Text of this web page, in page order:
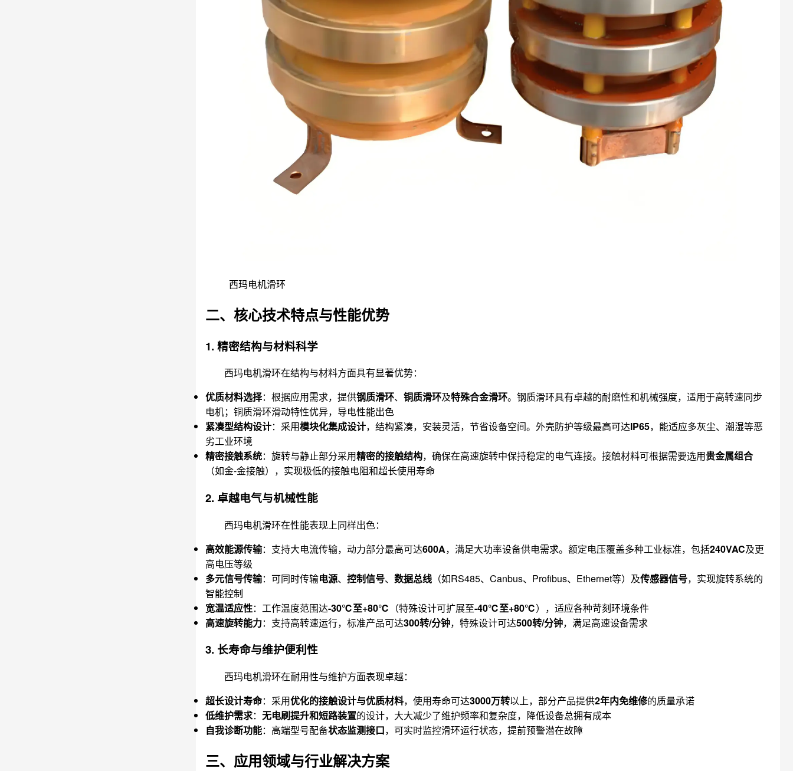
西玛电机滑环
二、核心技术特点与性能优势
1. 精密结构与材料科学
西玛电机滑环在结构与材料方面具有显著优势：
优质材料选择：根据应用需求，提供钢质滑环、 铜质滑环及特殊合金滑环。钢质滑环具有卓越的耐磨性和机械强度，适用于高转速同步
电机；铜质滑环滑动特性优异，导电性能出色
紧凑型结构设计：采用模块化集成设计，结构紧凑，安装灵活，节省设备空间。外壳防护等级最高可达IP65，能适应多灰尘、潮湿等恶
劣工业环境
精密接触系统：旋转与静止部分采用精密的接触结构，确保在高速旋转中保持稳定的电气连接。接触材料可根据需要选用贵金属组合
（如金-金接触），实现极低的接触电阻和超长使用寿命
2. 卓越电气与机械性能
西玛电机滑环在性能表现上同样出色：
高效能源传输：支持大电流传输，动力部分最高可达600A，满足大功率设备供电需求。额定电压覆盖多种工业标准，包括240VAC及更
高电压等级
多元信号传输：可同时传输电源、 控制信号、 数据总线 （如RS485、Canbus、Profibus、Ethernet等）及传感器信号，实现旋转系统的
智能控制
宽温适应性：工作温度范围达-30℃至+80℃ （特殊设计可扩展至-40℃至+80℃），适应各种苛刻环境条件
高速旋转能力：支持高转速运行，标准产品可达300转/分钟，特殊设计可达500转/分钟，满足高速设备需求
3. 长寿命与维护便利性
西玛电机滑环在耐用性与维护方面表现卓越：
超长设计寿命：采用优化的接触设计与优质材料，使用寿命可达3000万转以上，部分产品提供2年内免维修的质量承诺
低维护需求： 无电刷提升和短路装置的设计，大大减少了维护频率和复杂度，降低设备总拥有成本
自我诊断功能：高端型号配备状态监测接口，可实时监控滑环运行状态，提前预警潜在故障
三、应用领域与行业解决方案